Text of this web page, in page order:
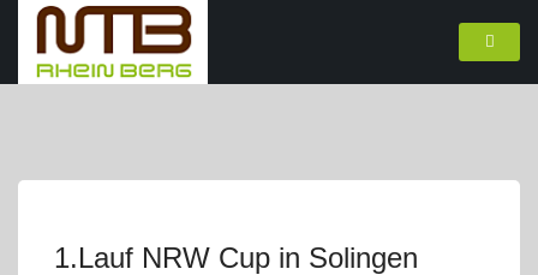
1.Lauf NRW Cup in Solingen